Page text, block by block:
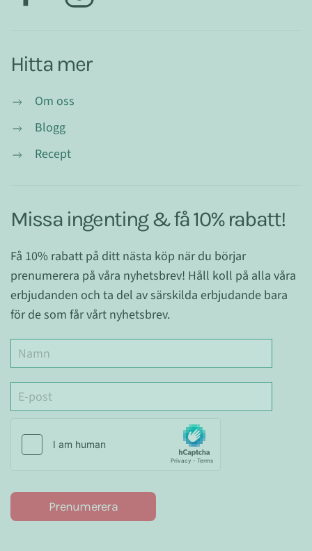
Hitta mer
Om oss
Blogg
Recept
Missa ingenting & få 10% rabatt!
Få 10% rabatt på ditt nästa köp när du börjar
prenumerera på våra nyhetsbrev! Håll koll på alla våra
erbjudanden och ta del av särskilda erbjudande bara
för de som får vårt nyhetsbrev.
Prenumerera